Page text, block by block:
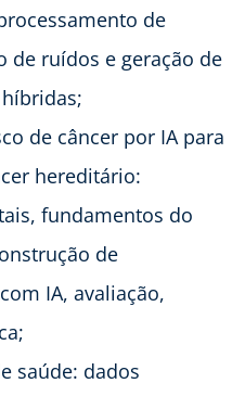
de
de ruídos e geração de
de câncer por IA para
hereditário:
fundamentos do
de
IA, avaliação,
saúde: dados